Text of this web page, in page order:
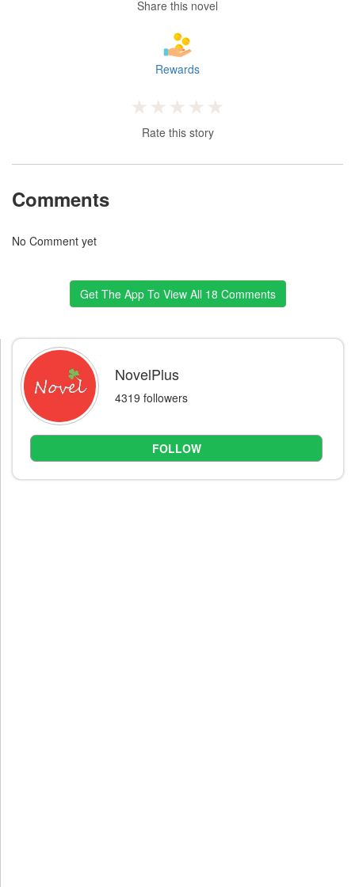
Share this novel
Rewards
Rate this story
Comments
No Comment yet
Get The App To View All 18 Comments
NovelPlus
4319 followers
FOLLOW